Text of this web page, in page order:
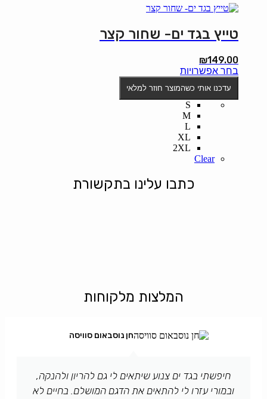
טייץ בגד ים- שחור קצר
₪149.00
בחר אפשרויותלמוצר
זה
יש
מספר
לבחור
את
עדכנו אותי כשהמוצר חוזר למלאי
S
M
L
XL
2XL
Clear
כתבו עלינו בתקשורת
המלצות מלקוחות
חיפשתי בגד ים צנוע שיתאים לי גם להריון ולהנקה,
ובמורי עזרו לי להתאים את הדגם המושלם. בחיים לא
חן נוסבאום סוויסה